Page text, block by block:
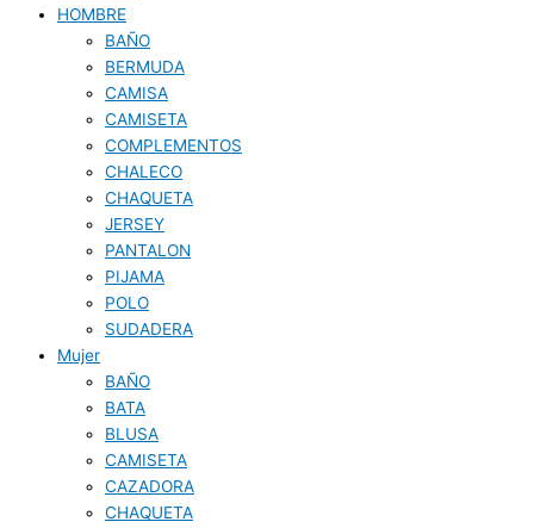
HOMBRE
BAÑO
BERMUDA
CAMISA
CAMISETA
COMPLEMENTOS
CHALECO
CHAQUETA
JERSEY
PANTALON
PIJAMA
POLO
SUDADERA
Mujer
BAÑO
BATA
BLUSA
CAMISETA
CAZADORA
CHAQUETA